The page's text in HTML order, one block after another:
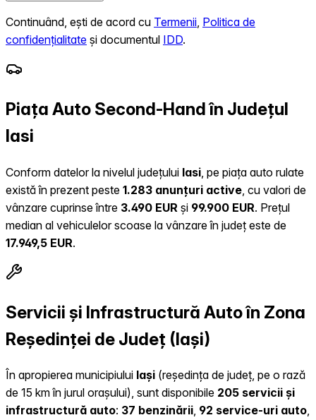
Continuând, ești de acord cu Termenii Politica de
confidențialitate și documentul IDD.
Piața Auto Second-Hand în Județul
Iasi
Conform datelor la nivelul județului Iasi , pe piața auto rulate
există în prezent peste 1.283 anunțuri active , cu valori de
vânzare cuprinse între 3.490 EUR și 99.900 EUR. Prețul
median al vehiculelor scoase la vânzare în județ este de
17.949,5 EUR.
Servicii și Infrastructură Auto în Zona
Reședinței de Județ (Iași)
În apropierea municipiului Iași (reședința de județ, pe o rază
de 15 km în jurul orașului), sunt disponibile 205 servicii și
infrastructură auto: 37 benzinării, 92 service-uri auto,